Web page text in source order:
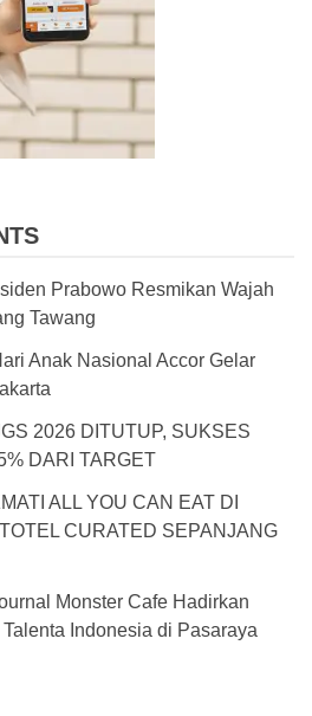
Prabowo Resmikan Wajah
Tawang
Anak Nasional Accor Gelar
2026 DITUTUP, SUKSES
DARI TARGET
ALL YOU CAN EAT DI
CURATED SEPANJANG
Monster Cafe Hadirkan
Indonesia di Pasaraya